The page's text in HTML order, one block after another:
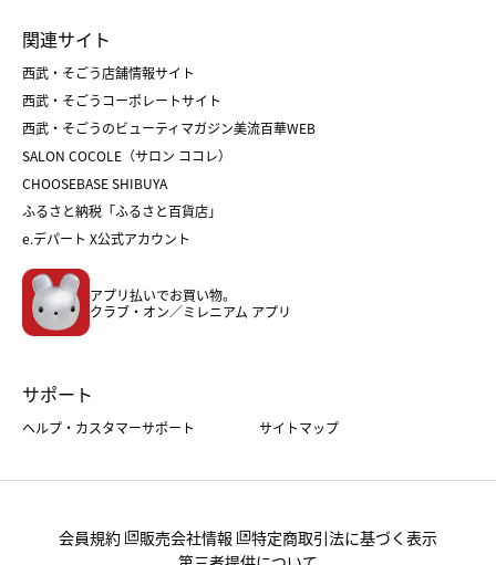
父の日
クリスマスケーキ
ホワイトデー
菓子折り
和菓子
人気のギフト
バレンタイン
ホワイトデー
おせち
フード
ホーム・キッチン＆アート
関連サイト
西武・そごう店舗情報サイト
西武・そごうコーポレートサイト
西武・そごうのビューティマガジン美流百華WEB
SALON COCOLE（サロン ココレ）
CHOOSEBASE SHIBUYA
ふるさと納税「ふるさと百貨店」
e.デパート X公式アカウント
アプリ払いでお買い物。
クラブ・オン／ミレニアム アプリ
サポート
ヘルプ・カスタマーサポート サイトマップ
会員規約 販売会社情報
特定商取引法に基づく表示